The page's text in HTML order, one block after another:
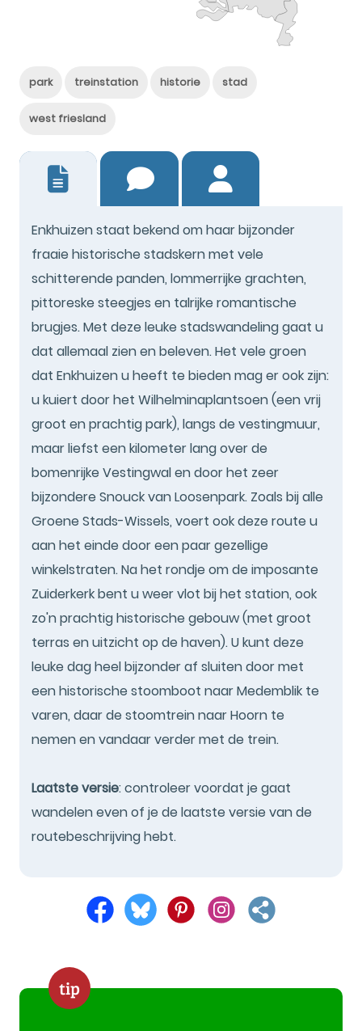
park treinstation historie stad
west friesland
Enkhuizen staat bekend om haar bijzonder
fraaie historische stadskern met vele
schitterende panden, lommerrijke grachten,
pittoreske steegjes en talrijke romantische
brugjes. Met deze leuke stadswandeling gaat u
dat allemaal zien en beleven. Het vele groen
dat Enkhuizen u heeft te bieden mag er ook zijn:
u kuiert door het Wilhelminaplantsoen (een vrij
groot en prachtig park), langs de vestingmuur,
maar liefst een kilometer lang over de
bomenrijke Vestingwal en door het zeer
bijzondere Snouck van Loosenpark. Zoals bij alle
Groene Stads-Wissels, voert ook deze route u
aan het einde door een paar gezellige
winkelstraten. Na het rondje om de imposante
Zuiderkerk bent u weer vlot bij het station, ook
zo'n prachtig historische gebouw (met groot
terras en uitzicht op de haven). U kunt deze
leuke dag heel bijzonder af sluiten door met
een historische stoomboot naar Medemblik te
varen, daar de stoomtrein naar Hoorn te
nemen en vandaar verder met de trein.
Laatste versie: controleer voordat je gaat
wandelen even of je de laatste versie van de
routebeschrijving hebt.
tip